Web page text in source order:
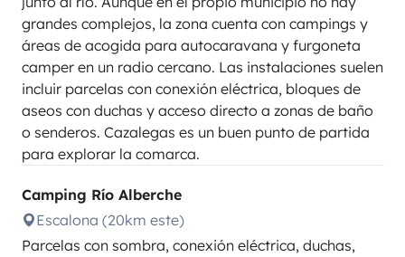
grandes complejos, la zona cuenta con campings y
áreas de acogida para autocaravana y furgoneta
camper en un radio cercano. Las instalaciones suelen
incluir parcelas con conexión eléctrica, bloques de
aseos con duchas y acceso directo a zonas de baño
o senderos. Cazalegas es un buen punto de partida
para explorar la comarca.
Camping Río Alberche
Escalona (20km este)
Parcelas con sombra, conexión eléctrica, duchas,